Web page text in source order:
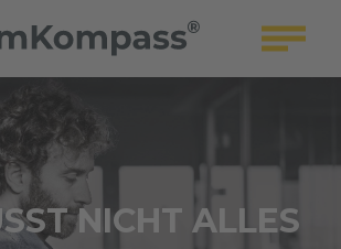
NICHT ALLES